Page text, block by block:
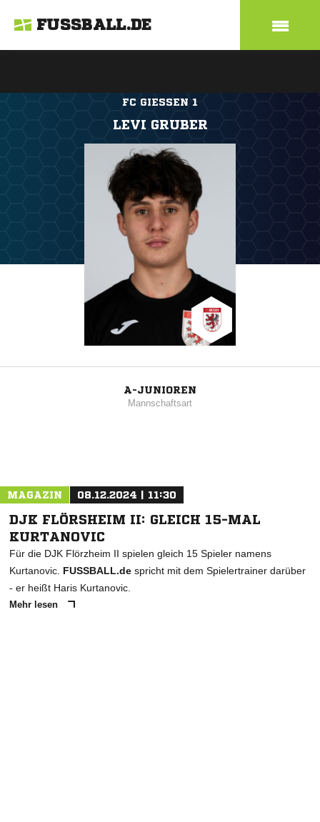
FUSSBALL.DE
FC GIESSEN 1
LEVI GRUBER
A-JUNIOREN
Mannschaftsart
MAGAZIN 08.12.2024 | 11:30
DJK FLÖRSHEIM II: GLEICH 15-MAL
KURTANOVIC
Für die DJK Flörzheim II spielen gleich 15 Spieler namens
Kurtanovic. FUSSBALL.de spricht mit dem Spielertrainer darüber
- er heißt Haris Kurtanovic.
Mehr lesen